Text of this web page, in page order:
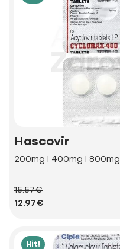
Hascovir
200mg | 400mg | 800mg
15.57€
12.97€
Hit!